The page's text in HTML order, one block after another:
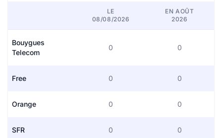
LE
08/08/2026
EN AOÛT
2026
Bouygues
Telecom
0 0
Free 0 0
Orange 0 0
SFR 0 0